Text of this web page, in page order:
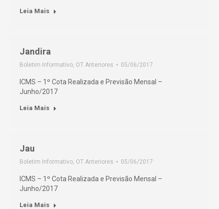
Leia Mais
Jandira
Boletim Informativo, OT Anteriores 05/06/2017
ICMS – 1º Cota Realizada e Previsão Mensal –
Junho/2017
Leia Mais
Jau
Boletim Informativo, OT Anteriores 05/06/2017
ICMS – 1º Cota Realizada e Previsão Mensal –
Junho/2017
Leia Mais